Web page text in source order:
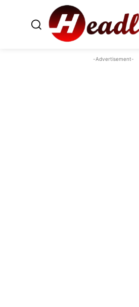
-Advertisement-